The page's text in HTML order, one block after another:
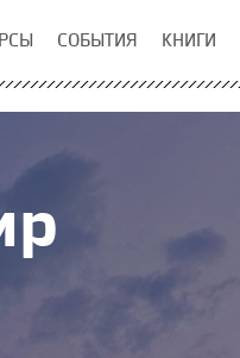
СОБЫТИЯ КНИГИ